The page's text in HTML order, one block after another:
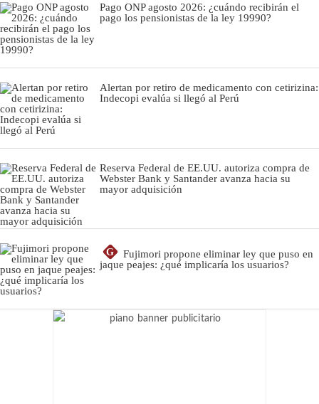
Pago ONP agosto 2026: ¿cuándo recibirán el
pago los pensionistas de la ley 19990?
Alertan por retiro de medicamento con cetirizina:
Indecopi evalúa si llegó al Perú
Reserva Federal de EE.UU. autoriza compra de
Webster Bank y Santander avanza hacia su
mayor adquisición
G
Fujimori propone eliminar ley que puso en
jaque peajes: ¿qué implicaría los usuarios?